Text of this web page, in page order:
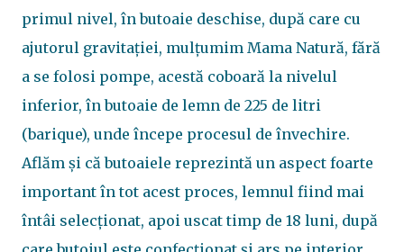
primul nivel, în butoaie deschise, după care cu
ajutorul gravitației, mulțumim Mama Natură, fără
a se folosi pompe, acestă coboară la nivelul
inferior, în butoaie de lemn de 225 de litri
(barique), unde începe procesul de învechire.
Aflăm și că butoaiele reprezintă un aspect foarte
important în tot acest proces, lemnul fiind mai
întâi selecționat, apoi uscat timp de 18 luni, după